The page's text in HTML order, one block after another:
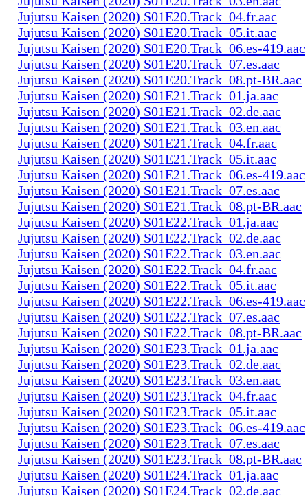
Jujutsu Kaisen (2020) S01E20.Track_04.fr.aac
Jujutsu Kaisen (2020) S01E20.Track_05.it.aac
Jujutsu Kaisen (2020) S01E20.Track_06.es-419.aac
Jujutsu Kaisen (2020) S01E20.Track_07.es.aac
Jujutsu Kaisen (2020) S01E20.Track_08.pt-BR.aac
Jujutsu Kaisen (2020) S01E21.Track_01.ja.aac
Jujutsu Kaisen (2020) S01E21.Track_02.de.aac
Jujutsu Kaisen (2020) S01E21.Track_03.en.aac
Jujutsu Kaisen (2020) S01E21.Track_04.fr.aac
Jujutsu Kaisen (2020) S01E21.Track_05.it.aac
Jujutsu Kaisen (2020) S01E21.Track_06.es-419.aac
Jujutsu Kaisen (2020) S01E21.Track_07.es.aac
Jujutsu Kaisen (2020) S01E21.Track_08.pt-BR.aac
Jujutsu Kaisen (2020) S01E22.Track_01.ja.aac
Jujutsu Kaisen (2020) S01E22.Track_02.de.aac
Jujutsu Kaisen (2020) S01E22.Track_03.en.aac
Jujutsu Kaisen (2020) S01E22.Track_04.fr.aac
Jujutsu Kaisen (2020) S01E22.Track_05.it.aac
Jujutsu Kaisen (2020) S01E22.Track_06.es-419.aac
Jujutsu Kaisen (2020) S01E22.Track_07.es.aac
Jujutsu Kaisen (2020) S01E22.Track_08.pt-BR.aac
Jujutsu Kaisen (2020) S01E23.Track_01.ja.aac
Jujutsu Kaisen (2020) S01E23.Track_02.de.aac
Jujutsu Kaisen (2020) S01E23.Track_03.en.aac
Jujutsu Kaisen (2020) S01E23.Track_04.fr.aac
Jujutsu Kaisen (2020) S01E23.Track_05.it.aac
Jujutsu Kaisen (2020) S01E23.Track_06.es-419.aac
Jujutsu Kaisen (2020) S01E23.Track_07.es.aac
Jujutsu Kaisen (2020) S01E23.Track_08.pt-BR.aac
Jujutsu Kaisen (2020) S01E24.Track_01.ja.aac
Jujutsu Kaisen (2020) S01E24.Track_02.de.aac